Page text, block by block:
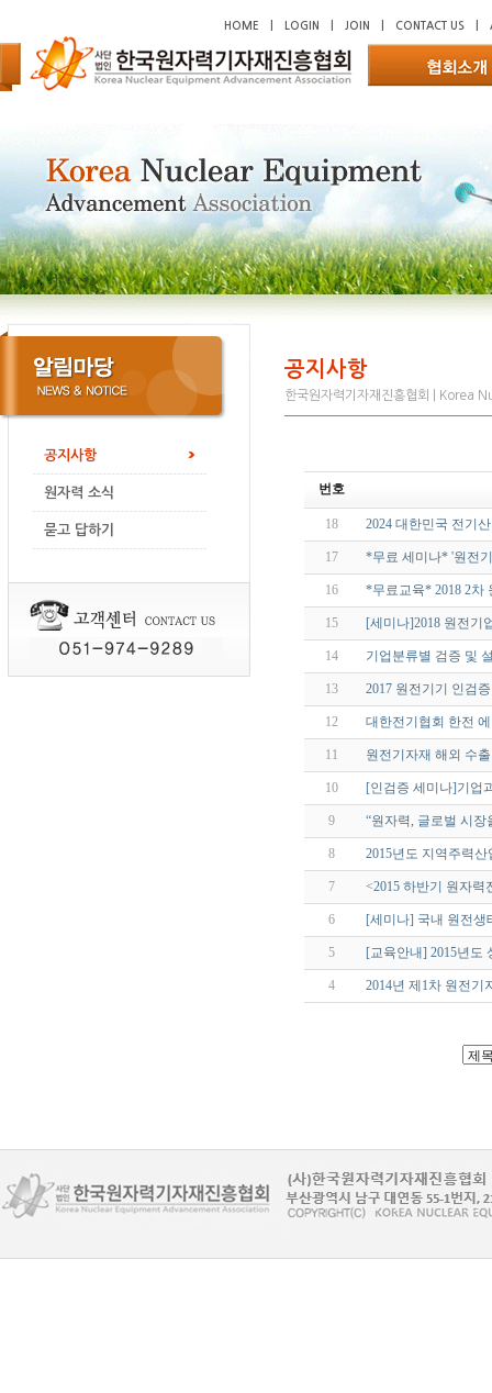
HOME LOGIN JOIN CONTACT US
공지사항
원자력 소식
묻고 답하기
공지사항
한국원자력기자재진흥협회 | Korea
번호
18 2024 대한민국 전기
17 *무료 세미나* '원전
16 *무료교육* 2018 2차
15 [세미나]2018 원전기
14 기업분류별 검증 및
13 2017 원전기기 인검
12 대한전기협회 한전
11 원전기자재 해외 수
10 [인검증 세미나]기업
9 “원자력, 글로벌 시
8 2015년도 지역주력
7 <2015 하반기 원자
6 [세미나] 국내 원전
5 [교육안내] 2015년도
4 2014년 제1차 원전기